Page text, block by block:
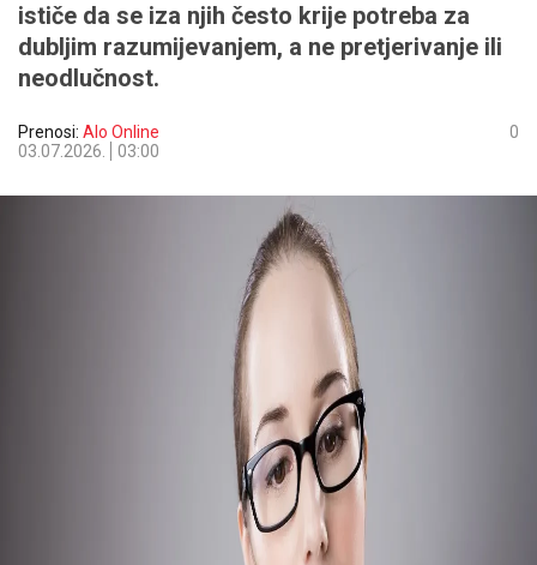
ističe da se iza njih često krije potreba za
dubljim razumijevanjem, a ne pretjerivanje ili
neodlučnost.
Prenosi: Alo Online
03.07.2026.
03:00
0